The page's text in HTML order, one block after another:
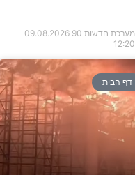
מערכת חדשות 90
09.08.2026
12:20
דף הבית